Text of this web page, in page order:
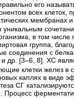
его
всех клеток,
мембранах
в том
группа,
соединения с
и др. [3–6, 8]. ХС
клетки желез в
каплях в виде
СГ
Процесс